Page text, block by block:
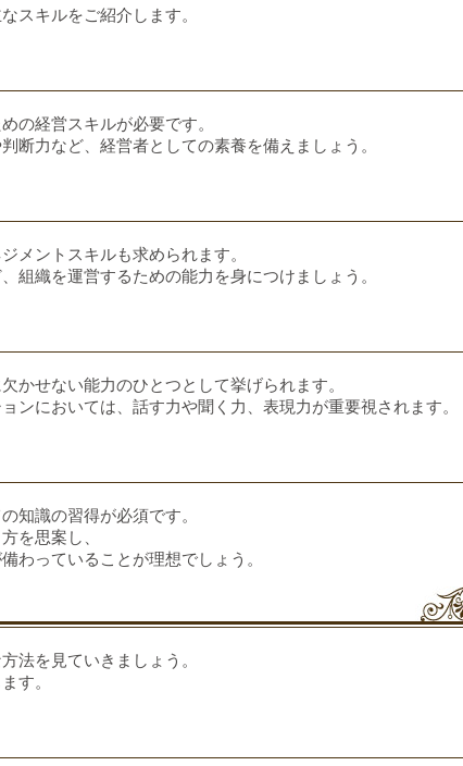
スキルをご紹介します。
の経営スキルが必要です。
断力など、経営者としての素養を備えましょう。
メントスキルも求められます。
組織を運営するための能力を身につけましょう。
かせない能力のひとつとして挙げられます。
ンにおいては、話す力や聞く力、表現力が重要視されます。
知識の習得が必須です。
を思案し、
わっていることが理想でしょう。
法を見ていきましょう。
す。